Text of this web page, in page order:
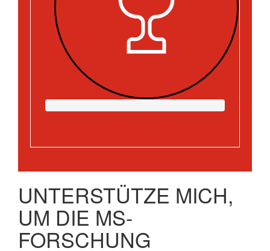
UNTERSTÜTZE MICH,
UM DIE MS-
FORSCHUNG